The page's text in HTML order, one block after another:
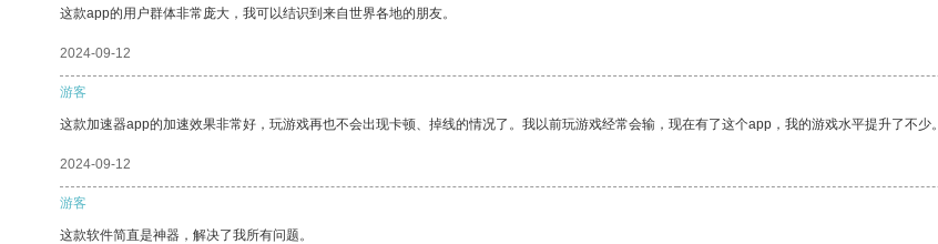
这款app的用户群体非常庞大，我可以结识到来自世界各地的朋友。
2024-09-12
游客
这款加速器app的加速效果非常好，玩游戏再也不会出现卡顿、掉线的情况了。我以前玩游戏经常会输，现在有了这个app，我的游戏水平提升了不少。
2024-09-12
游客
这款软件简直是神器，解决了我所有问题。